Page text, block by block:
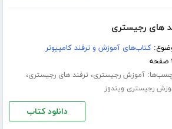
های رجیستری
کتاب‌های آموزش و ترفند کامپیوتر
آموزش رجیستری، ترفند های رجیستری،
رجیستری ویندوز
دانلود کتاب